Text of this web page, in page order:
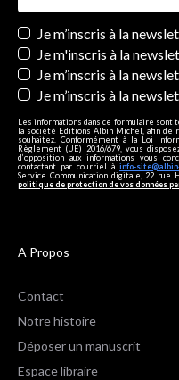
Newsletters
Je m’inscris à la
Je m'inscris à la
Je m’inscris à la
Je m’inscris à la
Les informations dans ce formulaire
la société Editions Albin Michel, afin
souhaitez. Conformément à la Loi
Règlement (UE) 2016/679, vous
d’opposition aux informations vous
contactant par courriel à info-
Service Communication digitale, 22 rue
politique de protection de vos données
A Propos
Contact
Notre histoire
Déposer un manuscrit
Espace libraire